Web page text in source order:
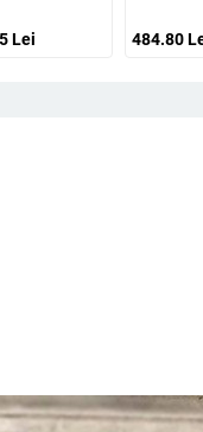
Lei 484.80